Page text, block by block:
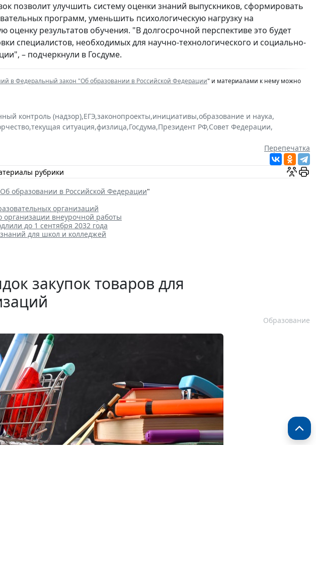
позволит улучшить систему оценки знаний выпускников, сформировать
программ, уменьшить психологическую нагрузку на
результатов обучения. "В долгосрочной перспективе это будет
специалистов, необходимых для научно-технологического и социально-
– подчеркнули в Госдуме.
в Федеральный закон "Об образовании в Российской Федерации" и материалами к нему можно
контроль (надзор),ЕГЭ,законопроекты,инициативы,образование и наука,
,текущая ситуация,физлица,Госдума,Президент РФ,Совет Федерации,
Перепечатка
рубрики
Об образовании в Российской Федерации"
организаций
внеурочной работы
до 1 сентября 2032 года
для школ и колледжей
закупок товаров для
Образование